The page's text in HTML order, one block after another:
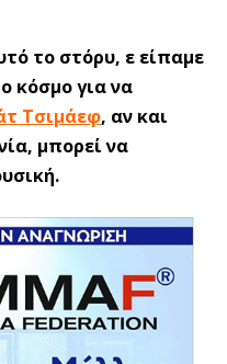
το στόρυ, ε είπαμε
κόσμο για να
Τσιμάεφ, αν και
μπορεί να